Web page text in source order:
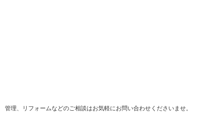
管理、リフォームなどのご相談はお気軽にお問い合わせくださいませ。